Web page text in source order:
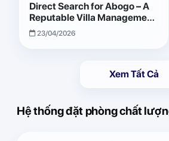
Direct Search for Abogo – A
Reputable Villa Management
Brand with Transparent and
Effective Operations
23/04/2026
Xem Tất Cả
Hệ thống đặt phòng chất